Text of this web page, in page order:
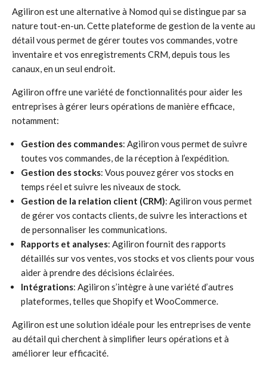
Agiliron est une alternative à Nomod qui se distingue par sa
nature tout-en-un. Cette plateforme de gestion de la vente au
détail vous permet de gérer toutes vos commandes, votre
inventaire et vos enregistrements CRM, depuis tous les
canaux, en un seul endroit.
Agiliron offre une variété de fonctionnalités pour aider les
entreprises à gérer leurs opérations de manière efficace,
notamment:
Gestion des commandes: Agiliron vous permet de suivre
toutes vos commandes, de la réception à l’expédition.
Gestion des stocks: Vous pouvez gérer vos stocks en
temps réel et suivre les niveaux de stock.
Gestion de la relation client (CRM): Agiliron vous permet
de gérer vos contacts clients, de suivre les interactions et
de personnaliser les communications.
Rapports et analyses: Agiliron fournit des rapports
détaillés sur vos ventes, vos stocks et vos clients pour vous
aider à prendre des décisions éclairées.
Intégrations: Agiliron s’intègre à une variété d’autres
plateformes, telles que Shopify et WooCommerce.
Agiliron est une solution idéale pour les entreprises de vente
au détail qui cherchent à simplifier leurs opérations et à
améliorer leur efficacité.